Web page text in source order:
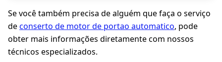
Se você também precisa de alguém que faça o serviço
deconserto de motor de portao automatico, pode
obter mais informações diretamente com nossos
técnicos especializados.